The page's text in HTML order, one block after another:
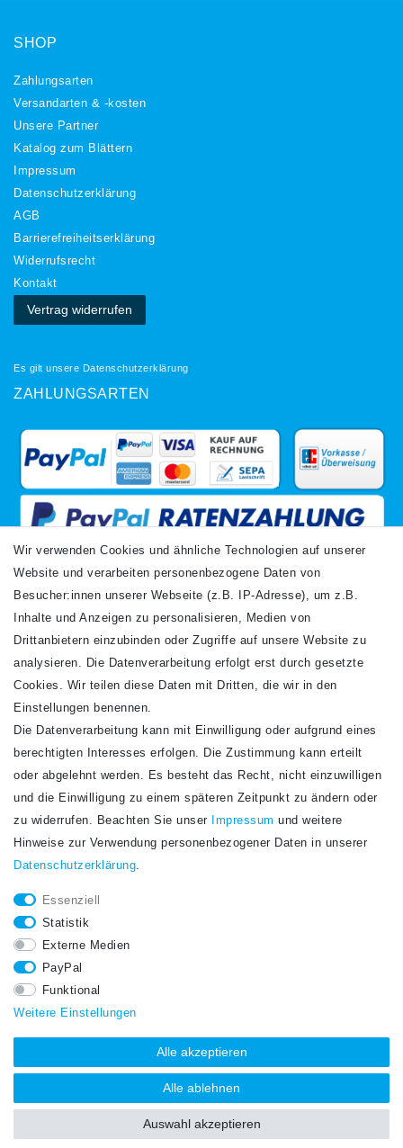
SHOP
Zahlungsarten
Versandarten & -kosten
Unsere Partner
Katalog zum Blättern
Impressum
Daten­schutz­erklärung
AGB
Barrierefreiheitserklärung
Widerrufs­recht
Kontakt
Vertrag widerrufen
Es gilt unsere Datenschutzerklärung
ZAHLUNGSARTEN
VERSANDARTEN
Newsletter
Honig
Hiermit bestätige ich, dass ich dieDaten­schutz­erklärunggelesen habe. Meine
STAY CONNECTED.
Wir verwenden Cookies und ähnliche Technologien auf unserer
Website und verarbeiten personenbezogene Daten von
Besucher:innen unserer Webseite (z.B. IP-Adresse), um z.B.
Inhalte und Anzeigen zu personalisieren, Medien von
Drittanbietern einzubinden oder Zugriffe auf unsere Website zu
analysieren. Die Datenverarbeitung erfolgt erst durch gesetzte
Cookies. Wir teilen diese Daten mit Dritten, die wir in den
Einstellungen benennen.
Die Datenverarbeitung kann mit Einwilligung oder aufgrund eines
berechtigten Interesses erfolgen. Die Zustimmung kann erteilt
oder abgelehnt werden. Es besteht das Recht, nicht einzuwilligen
und die Einwilligung zu einem späteren Zeitpunkt zu ändern oder
zu widerrufen. Beachten Sie unser
Impressum und weitere
Hinweise zur Verwendung personenbezogener Daten in unserer
Daten­schutz­erklärung.
Essenziell
Statistik
Externe Medien
PayPal
Funktional
Weitere Einstellungen
Alle akzeptieren
Alle ablehnen
Auswahl akzeptieren